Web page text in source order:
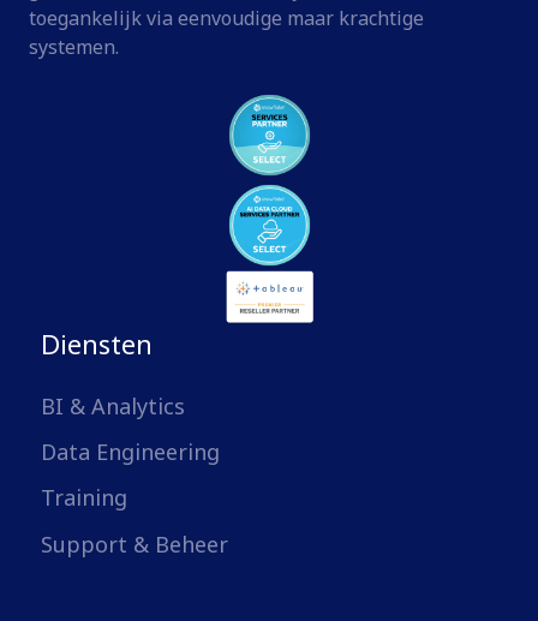
toegankelijk via eenvoudige maar krachtige
systemen.
Diensten
BI & Analytics
Data Engineering
Training
Support & Beheer